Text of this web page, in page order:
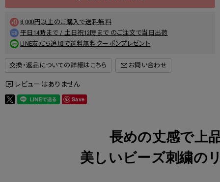
8,000円以上のご購入で送料無料
平日14時まで / 土日祝12時まで のご注文で当日出荷
LINE友だち追加で送料無料クーポンプレゼント
交換・返品についての詳細はこちら
レビューはありません
Save
長めの丈感で上
美しいビーズ刺繍の